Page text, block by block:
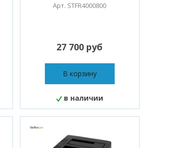
Арт. STFR4000800
27 700 руб
В корзину
в наличии